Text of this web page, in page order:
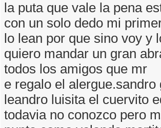
la puta que vale la pena
con un solo dedo mi
lo lean por que sino voy y
quiero mandar un gran
todos los amigos que mr
e regalo el
leandro luisita el cuervito
todavia no conozco pero